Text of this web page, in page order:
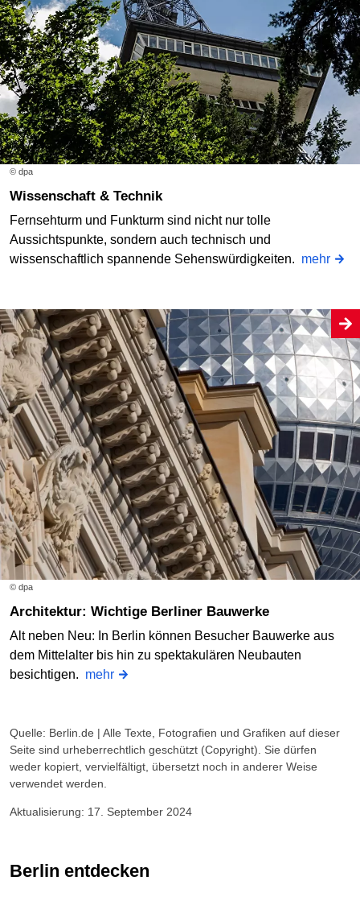
© dpa
Wissenschaft & Technik
Fernsehturm und Funkturm sind nicht nur tolle
Aussichtspunkte, sondern auch technisch und
wissenschaftlich spannende Sehenswürdigkeiten. mehr
© dpa
Architektur: Wichtige Berliner Bauwerke
Alt neben Neu: In Berlin können Besucher Bauwerke aus
dem Mittelalter bis hin zu spektakulären Neubauten
besichtigen. mehr
Quelle: Berlin.de | Alle Texte, Fotografien und Grafiken auf dieser
Seite sind urheberrechtlich geschützt (Copyright). Sie dürfen
weder kopiert, vervielfältigt, übersetzt noch in anderer Weise
verwendet werden.
Aktualisierung: 17. September 2024
Berlin entdecken